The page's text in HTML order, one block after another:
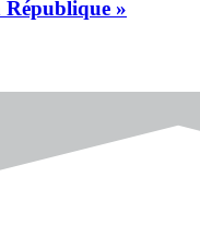
République »